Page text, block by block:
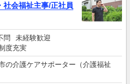
社会福祉主事/正社員
問
未経験歓迎
度充実
の介護ケアサポーター（介護福祉